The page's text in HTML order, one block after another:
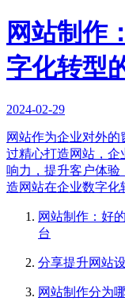
网站制作
字化转型
2024-02-29
网站作为企业对外
过精心打造网站，企
响力，提升客户体
造网站在企业数字化
网站制作：好
台
分享提升网站
网站制作分为